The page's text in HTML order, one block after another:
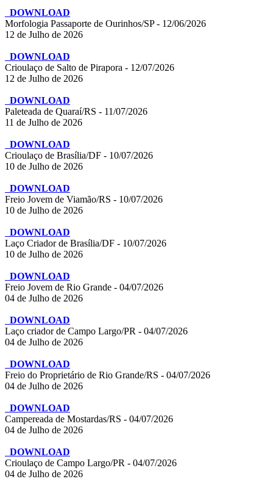
DOWNLOAD
Morfologia Passaporte de Ourinhos/SP - 12/06/2026
12 de Julho de 2026
DOWNLOAD
Crioulaço de Salto de Pirapora - 12/07/2026
12 de Julho de 2026
DOWNLOAD
Paleteada de Quaraí/RS - 11/07/2026
11 de Julho de 2026
DOWNLOAD
Crioulaço de Brasília/DF - 10/07/2026
10 de Julho de 2026
DOWNLOAD
Freio Jovem de Viamão/RS - 10/07/2026
10 de Julho de 2026
DOWNLOAD
Laço Criador de Brasília/DF - 10/07/2026
10 de Julho de 2026
DOWNLOAD
Freio Jovem de Rio Grande - 04/07/2026
04 de Julho de 2026
DOWNLOAD
Laço criador de Campo Largo/PR - 04/07/2026
04 de Julho de 2026
DOWNLOAD
Freio do Proprietário de Rio Grande/RS - 04/07/2026
04 de Julho de 2026
DOWNLOAD
Campereada de Mostardas/RS - 04/07/2026
04 de Julho de 2026
DOWNLOAD
Crioulaço de Campo Largo/PR - 04/07/2026
04 de Julho de 2026